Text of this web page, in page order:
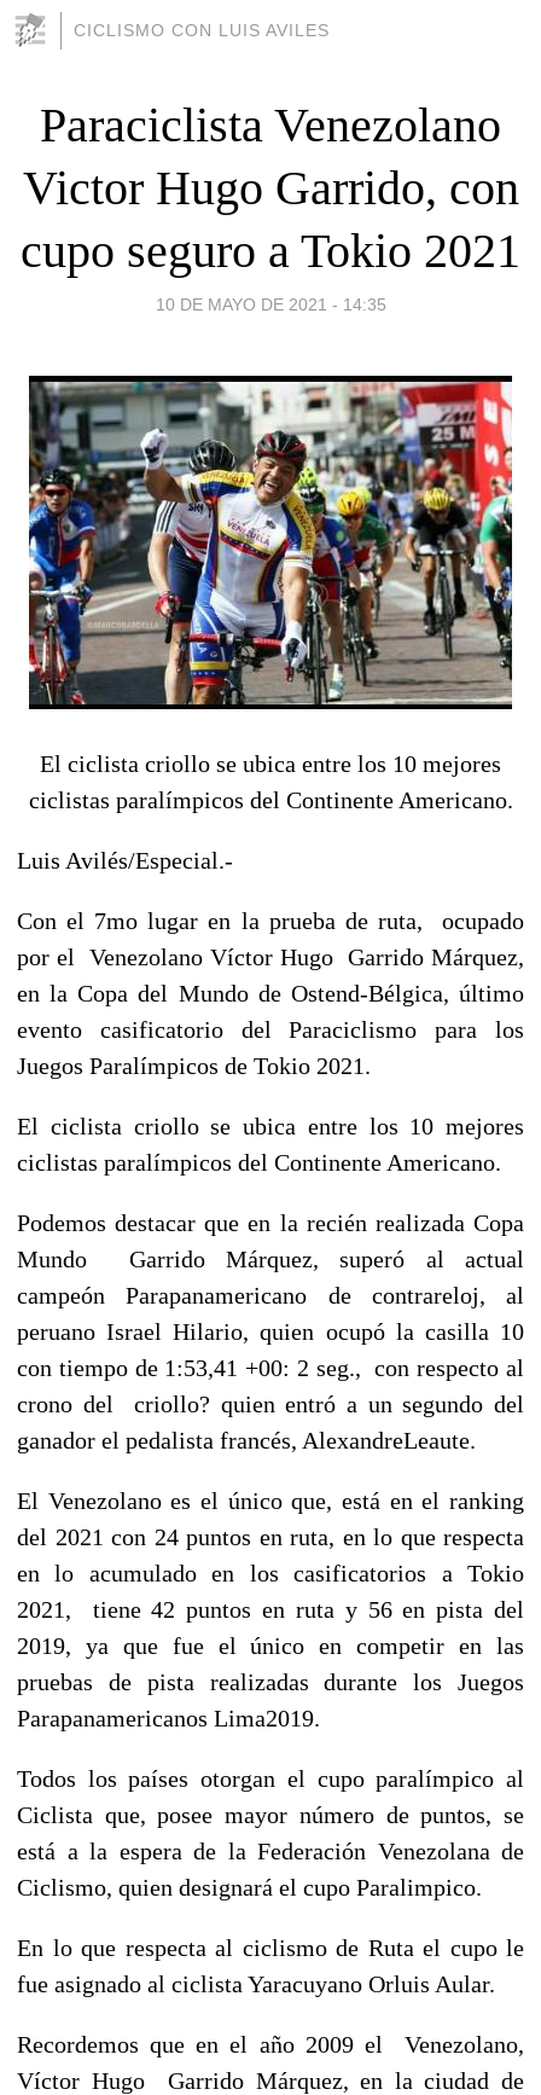
CICLISMO CON LUIS AVILES
Paraciclista Venezolano
Victor Hugo Garrido, con
cupo seguro a Tokio 2021
10 DE MAYO DE 2021 - 14:35
El ciclista criollo se ubica entre los 10 mejores
ciclistas paralímpicos del Continente Americano.
Luis Avilés/Especial.-
Con el 7mo lugar en la prueba de ruta, ocupado
por el Venezolano Víctor Hugo Garrido Márquez,
en la Copa del Mundo de Ostend-Bélgica, último
evento casificatorio del Paraciclismo para los
Juegos Paralímpicos de Tokio 2021.
El ciclista criollo se ubica entre los 10 mejores
ciclistas paralímpicos del Continente Americano.
Podemos destacar que en la recién realizada Copa
Mundo Garrido Márquez, superó al actual
campeón Parapanamericano de contrareloj, al
peruano Israel Hilario, quien ocupó la casilla 10
con tiempo de 1:53,41 +00: 2 seg., con respecto al
crono del criollo? quien entró a un segundo del
ganador el pedalista francés, AlexandreLeaute.
El Venezolano es el único que, está en el ranking
del 2021 con 24 puntos en ruta, en lo que respecta
en lo acumulado en los casificatorios a Tokio
2021, tiene 42 puntos en ruta y 56 en pista del
2019, ya que fue el único en competir en las
pruebas de pista realizadas durante los Juegos
Parapanamericanos Lima2019.
Todos los países otorgan el cupo paralímpico al
Ciclista que, posee mayor número de puntos, se
está a la espera de la Federación Venezolana de
Ciclismo, quien designará el cupo Paralimpico.
En lo que respecta al ciclismo de Ruta el cupo le
fue asignado al ciclista Yaracuyano Orluis Aular.
Recordemos que en el año 2009 el Venezolano,
Víctor Hugo Garrido Márquez, en la ciudad de